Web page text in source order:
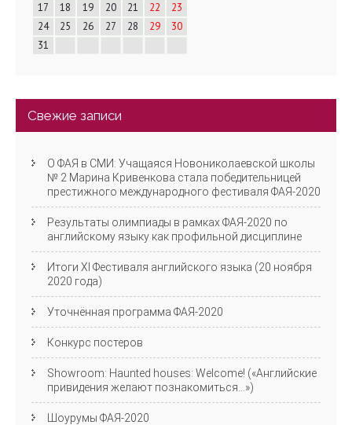
17
18 19 20 21 22
23
24
25 26 27 28 29
30
31
Свежие записи
О ФАЯ в СМИ: Учащаяся Новониколаевской школы
№ 2 Марина Кривенкова стала победительницей
престижного международного фестиваля ФАЯ-2020
Результаты олимпиады в рамках ФАЯ-2020 по
английскому языку как профильной дисциплине
Итоги XI Фестиваля английского языка (20 ноября
2020 года)
Уточнённая программа ФАЯ-2020
Конкурс постеров
Showroom: Haunted houses: Welcome! («Английские
привидения желают познакомиться…»)
Шоурумы ФАЯ-2020